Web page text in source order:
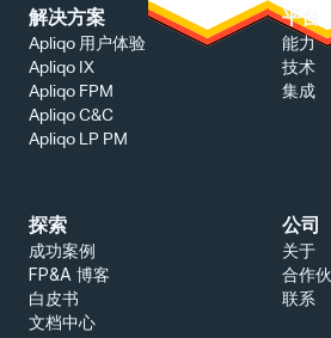
解决方案
Apliqo 用户体验
Apliqo IX
Apliqo FPM
Apliqo C&C
Apliqo LP PM
平台
能力
技术
集成
探索
成功案例
FP&A 博客
白皮书
文档中心
公司
关于
合作
联系